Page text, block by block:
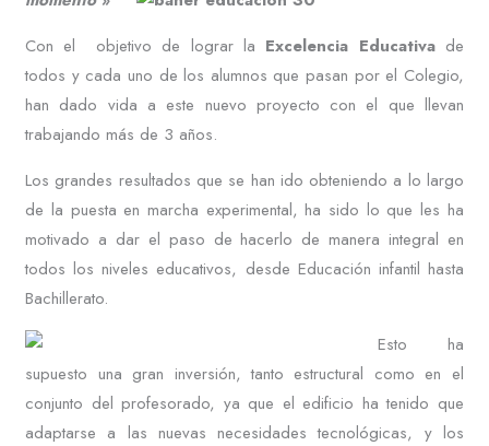
Con el objetivo de lograr la Excelencia Educativade
todos y cada uno de los alumnos que pasan por el Colegio,
han dado vida a este nuevo proyecto con el que llevan
trabajando más de 3 años.
Los grandes resultados que se han ido obteniendo a lo largo
de la puesta en marcha experimental, ha sido lo que les ha
motivado a dar el paso de hacerlo de manera integral en
todos los niveles educativos, desde Educación infantil hasta
Bachillerato.
Esto ha
supuesto una gran inversión, tanto estructural como en el
conjunto del profesorado, ya que el edificio ha tenido que
adaptarse a las nuevas necesidades tecnológicas, y los